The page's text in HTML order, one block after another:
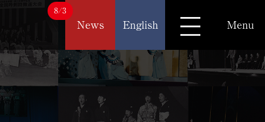
News
8/3
English Menu